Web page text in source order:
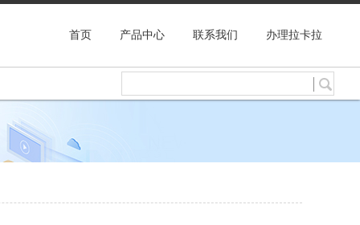
首页 产品中心 联系我们 办理拉卡拉